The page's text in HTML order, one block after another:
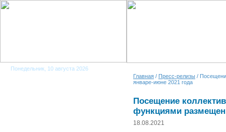
Понедельник, 10 августа 2026
Главная / Пресс-релизы /
январе-июне 2021 года
Посещение
функциями
18.08.2021